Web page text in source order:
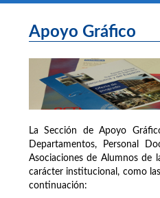
Apoyo Gráfico
La Sección de Apoyo
Departamentos, Personal
Asociaciones de Alumnos de
carácter institucional, como
continuación: